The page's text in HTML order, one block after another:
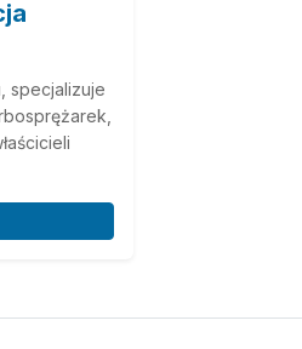
specjalizuje